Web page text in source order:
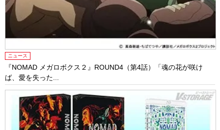
ニュース
『NOMAD メガロボクス２』ROUND4（第4話）「魂の花が咲け
ば、愛を失った...